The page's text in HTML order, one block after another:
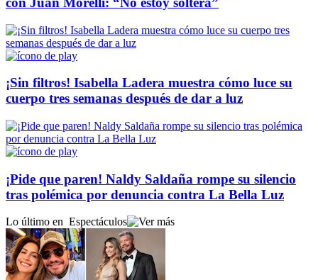
¡Sin filtros! Isabella Ladera muestra cómo luce su
cuerpo tres semanas después de dar a luz
¡Pide que paren! Naldy Saldaña rompe su silencio
tras polémica por denuncia contra La Bella Luz
Lo último en Espectáculos